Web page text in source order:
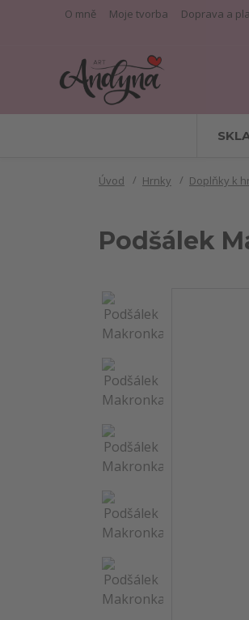
O mně Moje tvorba Doprava a
Úvod Hrnky Doplňky k
Podšálek